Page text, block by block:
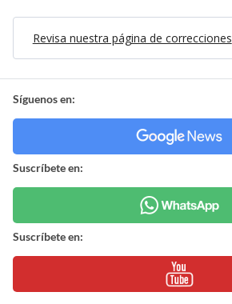
Revisa nuestra página de correcciones
Síguenos en:
Suscríbete en:
Suscríbete en: